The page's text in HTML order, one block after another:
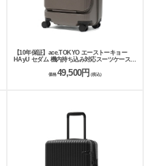
【10年保証】ace.TOKYO エーストーキョー
HAyU セダム 機内持ち込み対応スーツケース
価格49,500円 (税込)